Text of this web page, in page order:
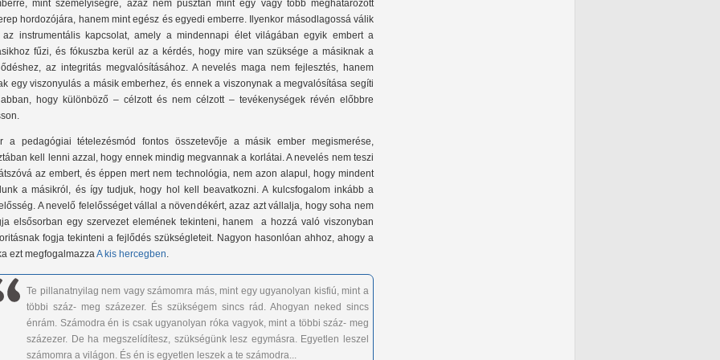
mint személyiségre, azaz nem pusztán mint egy vagy több meghatározott
hordozójára, hanem mint egész és egyedi emberre. Ilyenkor másodlagossá válik
az instrumentális kapcsolat, amely a mindennapi élet világában egyik embert a
fűzi, és fókuszba kerül az a kérdés, hogy mire van szüksége a másiknak a
az integritás megvalósításához. A nevelés maga nem fejlesztés, hanem
egy viszonyulás a másik emberhez, és ennek a viszonynak a megvalósítása segíti
hogy különböző – célzott és nem célzott – tevékenységek révén előbbre
a pedagógiai tételezésmód fontos összetevője a másik ember megismerése,
kell lenni azzal, hogy ennek mindig megvannak a korlátai. A nevelés nem teszi
az embert, és éppen mert nem technológia, nem azon alapul, hogy mindent
a másikról, és így tudjuk, hogy hol kell beavatkozni. A kulcsfogalom inkább a
A nevelő felelősséget vállal a növendékért, azaz azt vállalja, hogy soha nem
elsősorban egy szervezet elemének tekinteni, hanem a hozzá való viszonyban
fogja tekinteni a fejlődés szükségleteit. Nagyon hasonlóan ahhoz, ahogy a
ezt megfogalmazzaA kis hercegben.
Te pillanatnyilag nem vagy számomra más, mint egy ugyanolyan kisfiú, mint a
többi száz- meg százezer. És szükségem sincs rád. Ahogyan neked sincs
énrám. Számodra én is csak ugyanolyan róka vagyok, mint a többi száz- meg
százezer. De ha megszelídítesz, szükségünk lesz egymásra. Egyetlen leszel
számomra a világon. És én is egyetlen leszek a te számodra...